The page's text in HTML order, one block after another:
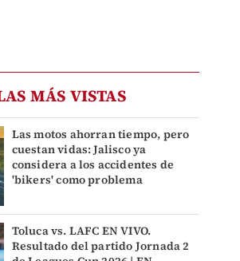
MÁS VISTAS
Las motos ahorran tiempo, pero
cuestan vidas: Jalisco ya
considera a los accidentes de
'bikers' como problema
Toluca vs. LAFC EN VIVO.
Resultado del partido Jornada 2